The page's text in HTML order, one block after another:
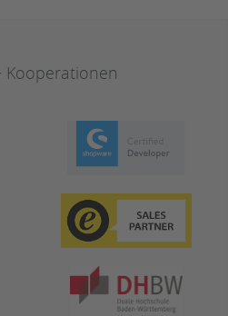
Kooperationen